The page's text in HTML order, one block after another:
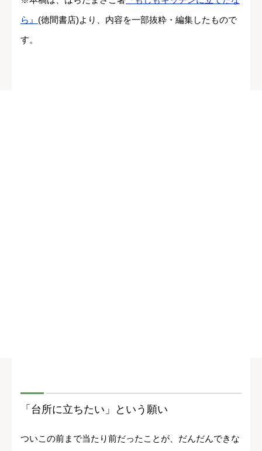
ら』 (徳間書店)より、内容を一部抜粋・編集したもので
す。
「台所に立ちたい」という願い
ついこの前まで当たり前だったことが、だんだんできな